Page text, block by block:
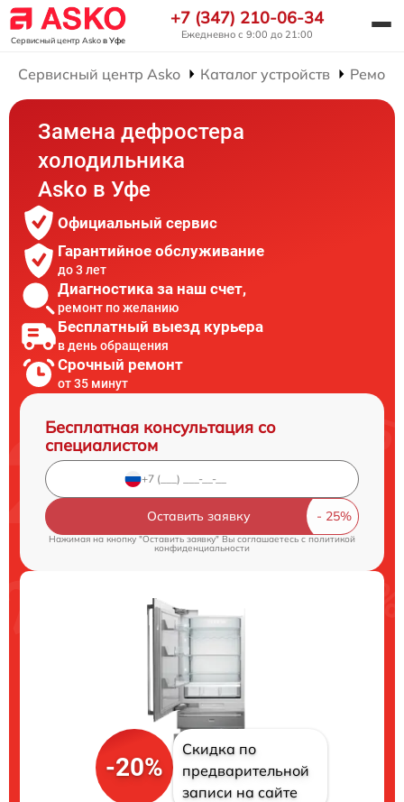
Сервисный центр Askoв Уфе
+7 (347) 210-06-34
Ежедневно с 9:00 до 21:00
Сервисный центр Asko Каталог устройств
Замена дефростера
холодильника
Asko в Уфе
Официальный сервис
Гарантийное обслуживание
до 3 лет
Диагностика за наш счет,
ремонт по желанию
Бесплатный выезд курьера
в день обращения
Срочный ремонт
от 35 минут
Бесплатная консультация со
специалистом
Оставить заявку
Нажимая на кнопку "Оставить заявку" Вы соглашаетесь cполитикой
конфиденциальности
-20%
Скидка по
предварительной
записи на сайте